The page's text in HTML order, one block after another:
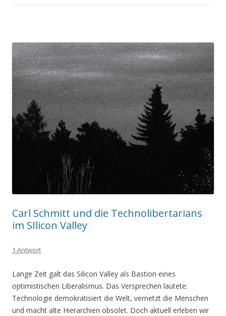
Carl Schmitt und die Technolibertarians
im SIlicon Valley
1 Antwort
Lange Zeit galt das Silicon Valley als Bastion eines
optimistischen Liberalismus. Das Versprechen lautete:
Technologie demokratisiert die Welt, vernetzt die Menschen
und macht alte Hierarchien obsolet. Doch aktuell erleben wir